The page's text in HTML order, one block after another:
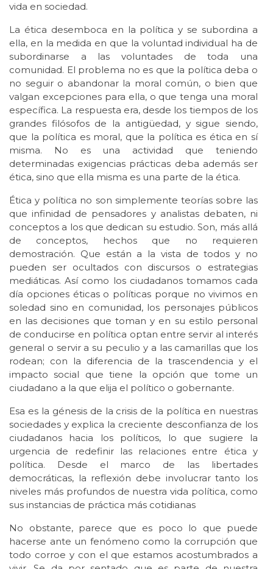
vida en sociedad.
La ética desemboca en la política y se subordina a
ella, en la medida en que la voluntad individual ha de
subordinarse a las voluntades de toda una
comunidad. El problema no es que la política deba o
no seguir o abandonar la moral común, o bien que
valgan excepciones para ella, o que tenga una moral
específica. La respuesta era, desde los tiempos de los
grandes filósofos de la antigüedad, y sigue siendo,
que la política es moral, que la política es ética en sí
misma. No es una actividad que teniendo
determinadas exigencias prácticas deba además ser
ética, sino que ella misma es una parte de la ética.
Ética y política no son simplemente teorías sobre las
que infinidad de pensadores y analistas debaten, ni
conceptos a los que dedican su estudio. Son, más allá
de conceptos, hechos que no requieren
demostración. Que están a la vista de todos y no
pueden ser ocultados con discursos o estrategias
mediáticas. Así como los ciudadanos tomamos cada
día opciones éticas o políticas porque no vivimos en
soledad sino en comunidad, los personajes públicos
en las decisiones que toman y en su estilo personal
de conducirse en política optan entre servir al interés
general o servir a su peculio y a las camarillas que los
rodean; con la diferencia de la trascendencia y el
impacto social que tiene la opción que tome un
ciudadano a la que elija el político o gobernante.
Esa es la génesis de la crisis de la política en nuestras
sociedades y explica la creciente desconfianza de los
ciudadanos hacia los políticos, lo que sugiere la
urgencia de redefinir las relaciones entre ética y
política. Desde el marco de las libertades
democráticas, la reflexión debe involucrar tanto los
niveles más profundos de nuestra vida política, como
sus instancias de práctica más cotidianas
No obstante, parece que es poco lo que puede
hacerse ante un fenómeno como la corrupción que
todo corroe y con el que estamos acostumbrados a